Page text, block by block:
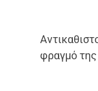
φραγμό της